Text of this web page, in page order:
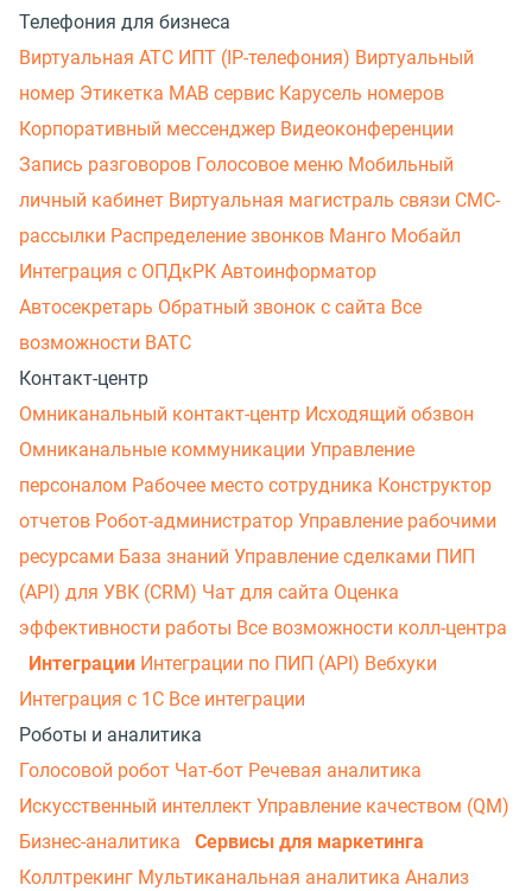
Телефония для бизнеса
Виртуальная АТС ИПТ (IP-телефония) Виртуальный
номер Этикетка МАВ сервис Карусель номеров
Корпоративный мессенджер Видеоконференции
Запись разговоров Голосовое меню Мобильный
личный кабинет Виртуальная магистраль связи СМС-
рассылки Распределение звонков Манго Мобайл
Интеграция с ОПДкРК Автоинформатор
Автосекретарь Обратный звонок с сайта Все
возможности ВАТС
Контакт-центр
Омниканальный контакт-центр Исходящий обзвон
Омниканальные коммуникации Управление
персоналом Рабочее место сотрудника Конструктор
отчетов Робот-администратор Управление рабочими
ресурсами База знаний Управление сделками ПИП
(API) для УВК (CRM) Чат для сайта Оценка
эффективности работы Все возможности колл-центра
Интеграции Интеграции по ПИП (API) Вебхуки
Интеграция с 1С Все интеграции
Роботы и аналитика
Голосовой робот Чат-бот Речевая аналитика
Искусственный интеллект Управление качеством (QM)
Бизнес-аналитика
Сервисы для маркетинга
Коллтрекинг Мультиканальная аналитика Анализ